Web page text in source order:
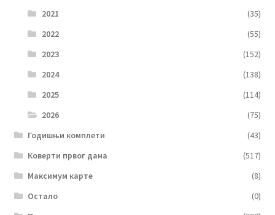
2021
(35)
2022
(55)
2023
(152)
2024
(138)
2025
(114)
2026
(75)
Годишњи комплети
(43)
Коверти првог дана
(517)
Максимум карте
(8)
Остало
(0)